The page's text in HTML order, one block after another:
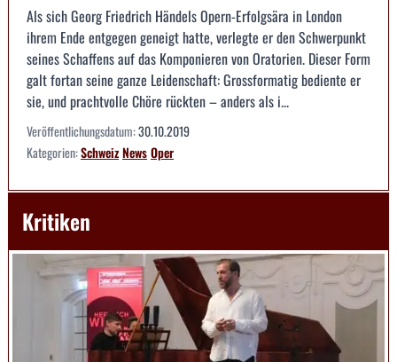
Als sich Georg Friedrich Händels Opern-Erfolgsära in London
ihrem Ende entgegen geneigt hatte, verlegte er den Schwerpunkt
seines Schaffens auf das Komponieren von Oratorien. Dieser Form
galt fortan seine ganze Leidenschaft: Grossformatig bediente er
sie, und prachtvolle Chöre rückten – anders als i...
Veröffentlichungsdatum:30.10.2019
Kategorien:SchweizNewsOper
Kritiken